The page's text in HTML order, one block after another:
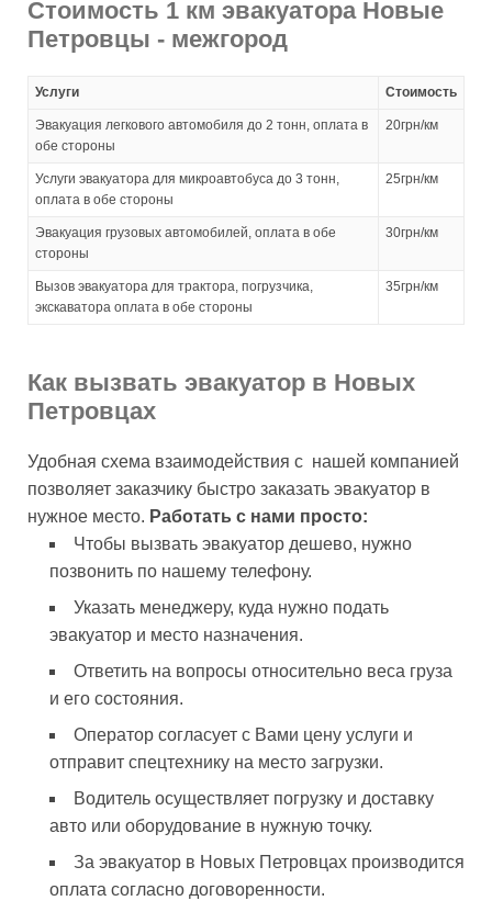
Стоимость 1 км эвакуатора Новые
Петровцы - межгород
Услуги Стоимость
Эвакуация легкового автомобиля до 2 тонн, оплата в
обе стороны
20грн/км
Услуги эвакуатора для микроавтобуса до 3 тонн,
оплата в обе стороны
25грн/км
Эвакуация грузовых автомобилей, оплата в обе
стороны
30грн/км
Вызов эвакуатора для трактора, погрузчика,
экскаватора оплата в обе стороны
35грн/км
Как вызвать эвакуатор в Новых
Петровцах
Удобная схема взаимодействия с нашей компанией
позволяет заказчику быстро заказать эвакуатор в
нужное место. Работать с нами просто:
Чтобы вызвать эвакуатор дешево, нужно
позвонить по нашему телефону.
Указать менеджеру, куда нужно подать
эвакуатор и место назначения.
Ответить на вопросы относительно веса груза
и его состояния.
Оператор согласует с Вами цену услуги и
отправит спецтехнику на место загрузки.
Водитель осуществляет погрузку и доставку
авто или оборудование в нужную точку.
За эвакуатор в Новых Петровцах производится
оплата согласно договоренности.